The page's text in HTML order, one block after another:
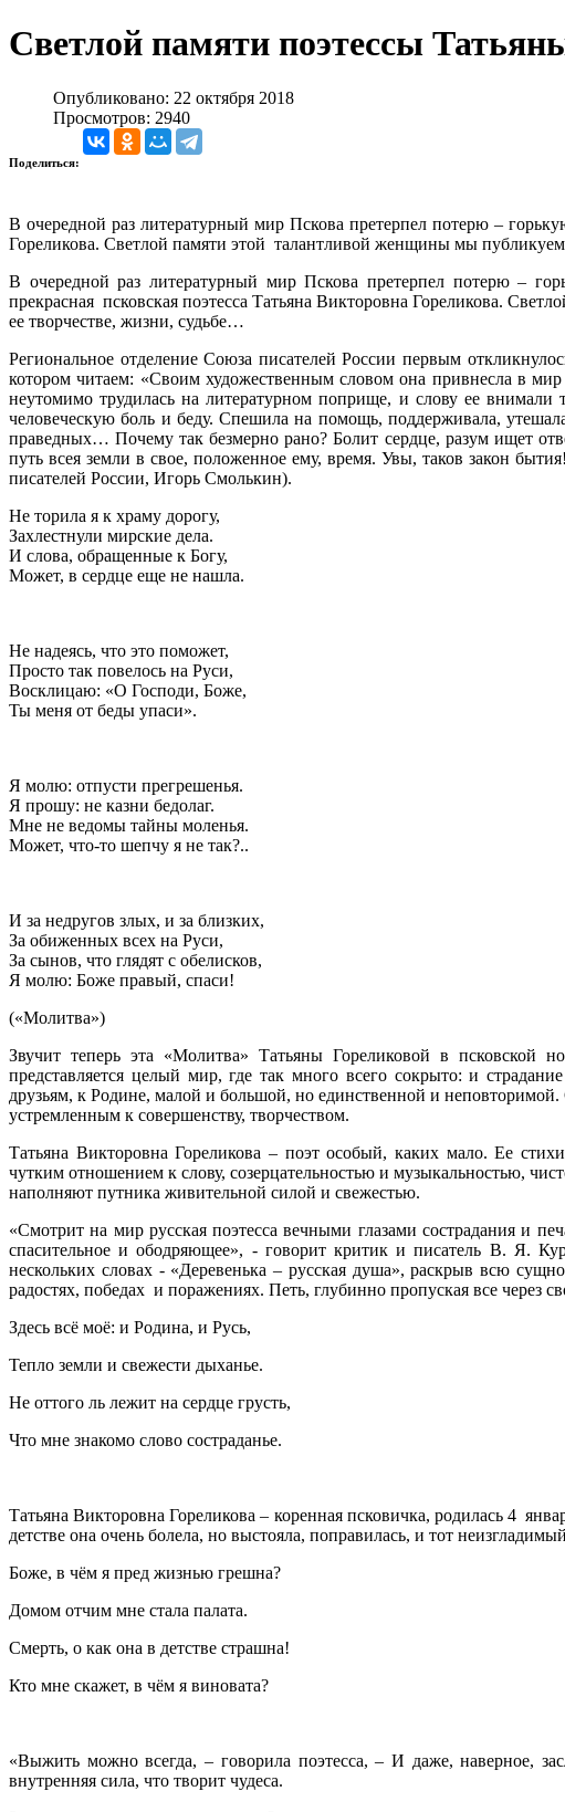
Светлой памяти поэтессы
Опубликовано: 22 октября 2018
Просмотров: 2940
Поделиться:
В очередной раз литературный мир Пскова претерпел потерю –
Гореликова. Светлой памяти этой талантливой женщины мы
В очередной раз литературный мир Пскова претерпел потерю –
прекрасная псковская поэтесса Татьяна Викторовна Гореликова.
ее творчестве, жизни, судьбе…
Региональное отделение Союза писателей России первым
котором читаем: «Своим художественным словом она привнесла в
неутомимо трудилась на литературном поприще, и слову ее
человеческую боль и беду. Спешила на помощь, поддерживала,
праведных… Почему так безмерно рано? Болит сердце, разум ищет
путь всея земли в свое, положенное ему, время. Увы, таков закон
писателей России, Игорь Смолькин).
Не торила я к храму дорогу,
Захлестнули мирские дела.
И слова, обращенные к Богу,
Может, в сердце еще не нашла.
Не надеясь, что это поможет,
Просто так повелось на Руси,
Восклицаю: «О Господи, Боже,
Ты меня от беды упаси».
Я молю: отпусти прегрешенья.
Я прошу: не казни бедолаг.
Мне не ведомы тайны моленья.
Может, что-то шепчу я не так?..
И за недругов злых, и за близких,
За обиженных всех на Руси,
За сынов, что глядят с обелисков,
Я молю: Боже правый, спаси!
(«Молитва»)
Звучит теперь эта «Молитва» Татьяны Гореликовой в псковской
представляется целый мир, где так много всего сокрыто: и
друзьям, к Родине, малой и большой, но единственной и
устремленным к совершенству, творчеством.
Татьяна Викторовна Гореликова – поэт особый, каких мало. Ее
чутким отношением к слову, созерцательностью и музыкальностью,
наполняют путника живительной силой и свежестью.
«Смотрит на мир русская поэтесса вечными глазами сострадания и
спасительное и ободряющее», - говорит критик и писатель В. Я.
нескольких словах - «Деревенька – русская душа», раскрыв всю
радостях, победах и поражениях. Петь, глубинно пропуская все через
Здесь всё моё: и Родина, и Русь,
Тепло земли и свежести дыханье.
Не оттого ль лежит на сердце грусть,
Что мне знакомо слово состраданье.
Татьяна Викторовна Гореликова – коренная псковичка, родилась 4
детстве она очень болела, но выстояла, поправилась, и тот
Боже, в чём я пред жизнью грешна?
Домом отчим мне стала палата.
Смерть, о как она в детстве страшна!
Кто мне скажет, в чём я виновата?
«Выжить можно всегда, – говорила поэтесса, – И даже, наверное,
внутренняя сила, что творит чудеса.